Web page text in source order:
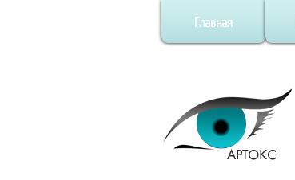
Главная